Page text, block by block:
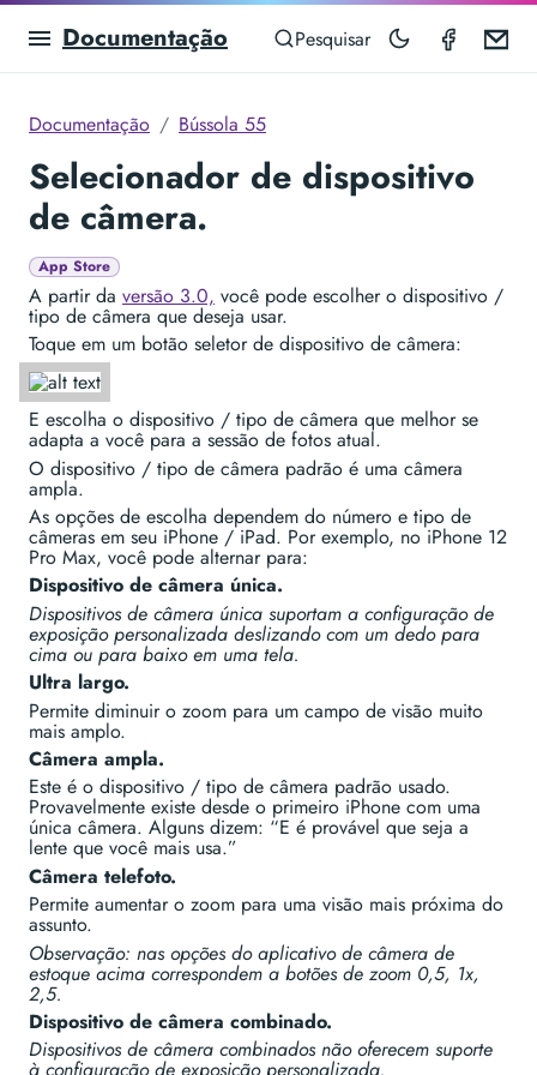
Documentação Pesquisar
Documentação Bússola 55
Selecionador de dispositivo
de câmera.
App Store
A partir da versão 3.0, você pode escolher o dispositivo /
tipo de câmera que deseja usar.
Toque em um botão seletor de dispositivo de câmera:
E escolha o dispositivo / tipo de câmera que melhor se
adapta a você para a sessão de fotos atual.
O dispositivo / tipo de câmera padrão é uma câmera
ampla.
As opções de escolha dependem do número e tipo de
câmeras em seu iPhone / iPad. Por exemplo, no iPhone 12
Pro Max, você pode alternar para:
Dispositivo de câmera única.
Dispositivos de câmera única suportam a configuração de
exposição personalizada deslizando com um dedo para
cima ou para baixo em uma tela.
Ultra largo.
Permite diminuir o zoom para um campo de visão muito
mais amplo.
Câmera ampla.
Este é o dispositivo / tipo de câmera padrão usado.
Provavelmente existe desde o primeiro iPhone com uma
única câmera. Alguns dizem: “E é provável que seja a
lente que você mais usa.”
Câmera telefoto.
Permite aumentar o zoom para uma visão mais próxima do
assunto.
Observação: nas opções do aplicativo de câmera de
estoque acima correspondem a botões de zoom 0,5, 1x,
2,5.
Dispositivo de câmera combinado.
Dispositivos de câmera combinados não oferecem suporte